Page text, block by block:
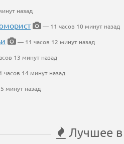
назад
— 11 часов 10 минут назад
— 11 часов 12 минут назад
13 минут назад
часов 14 минут назад
минут назад
Лучшее в